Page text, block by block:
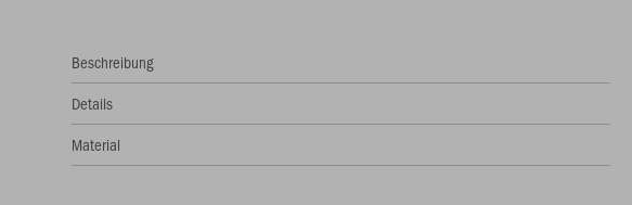
Beschreibung
Details
Material